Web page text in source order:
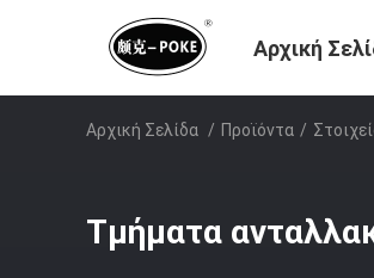
Αρχική
Αρχική Σελίδα / Προϊόντα /
Τμήματα